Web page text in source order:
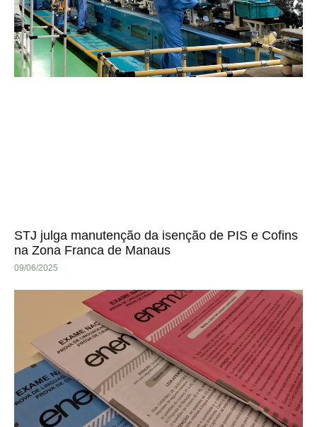
STJ julga manutenção da isenção de PIS e Cofins
na Zona Franca de Manaus
09/06/2025